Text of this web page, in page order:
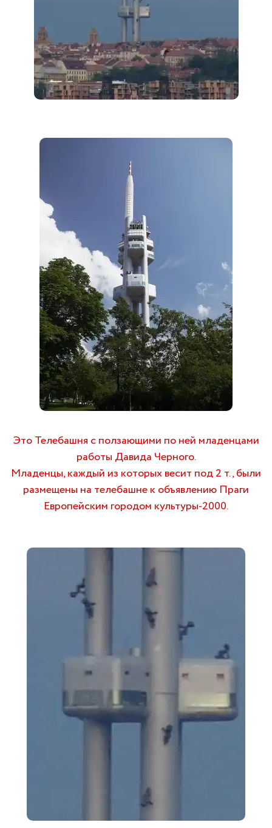
Это Телебашня с ползающими по ней младенцами
работы Давида Черного.
Младенцы, каждый из которых весит под 2 т., были
размещены на телебашне к объявлению Праги
Европейским городом культуры-2000.